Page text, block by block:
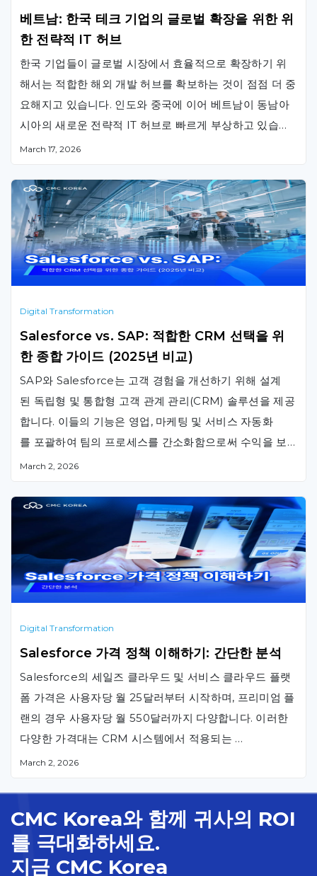
베트남: 한국 테크 기업의 글로벌 확장을 위한 위
한 전략적 IT 허브
한국 기업들이 글로벌 시장에서 효율적으로 확장하기 위
해서는 적합한 해외 개발 허브를 확보하는 것이 점점 더 중
요해지고 있습니다. 인도와 중국에 이어 베트남이 동남아
시아의 새로운 전략적 IT 허브로 빠르게 부상하고 있습니
다. 우수한 기술 인재, 비용 경쟁력, 그리고 지정학적 안정
브로 주목받고 있습니다. CMC 글로벌과 같은 현지 IT 파
트너와의 협력을 통해 이러한 …
March 17, 2026
Digital Transformation
Salesforce vs. SAP: 적합한 CRM 선택을 위
한 종합 가이드 (2025년 비교)
SAP와 Salesforce는 고객 경험을 개선하기 위해 설계
된 독립형 및 통합형 고객 관계 관리(CRM) 솔루션을 제공
합니다. 이들의 기능은 영업, 마케팅 및 서비스 자동화
를 포괄하여 팀의 프로세스를 간소화함으로써 수익을 보
다 효율적으로 증대시킵니다. SAP와 Salesforce 비교 분
는 CRM 소프트웨어를 확인해 보십시오. Salesforce vs
SAP: 한눈에 보기 SAP는 고객 상호작용 관리를 위한 고
객 관계 관리(CRM) 기능을 포함하는 기업 자원 계획
(ERP) 시스템인 반면, Salesforce는 주로 CRM 기능
에 집중하며 유사한 역량을 제공합니다. 규모가 큰 기업
의 경우, 두 CRM 솔루션 모두 최고 성능을 달성하기 위해
추가 도구의 활용이 종종 유리합니다. 그러나, 이번
Salesforce 대 SAP …
March 2, 2026
Digital Transformation
Salesforce 가격 정책 이해하기: 간단한 분석
Salesforce의 세일즈 클라우드 및 서비스 클라우드 플랫
폼 가격은 사용자당 월 25달러부터 시작하며, 프리미엄 플
랜의 경우 사용자당 월 550달러까지 다양합니다. 이러한
다양한 가격대는 CRM 시스템에서 적용되는 …
March 2, 2026
CMC Korea와 함께 귀사의 ROI
를 극대화하세요.
지금 CMC Korea